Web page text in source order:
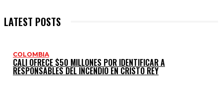
LATEST POSTS
COLOMBIA
CALI OFRECE $50 MILLONES POR IDENTIFICAR A
RESPONSABLES DEL INCENDIO EN CRISTO REY